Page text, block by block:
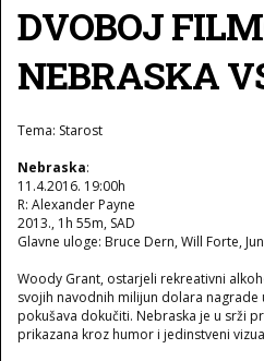
DVOBOJ
NEBRASKA
Tema: Starost
Nebraska:
11.4.2016. 19:00h
R: Alexander Payne
2013., 1h 55m, SAD
Glavne uloge: Bruce Dern, Will Forte,
Woody Grant, ostarjeli rekreativni
svojih navodnih milijun dolara nagrade
pokušava dokučiti. Nebraska je u srži
prikazana kroz humor i jedinstveni